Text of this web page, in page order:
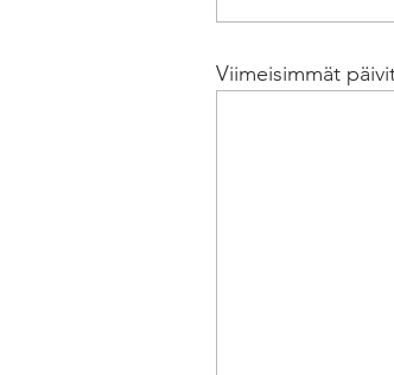
Viimeisimmät